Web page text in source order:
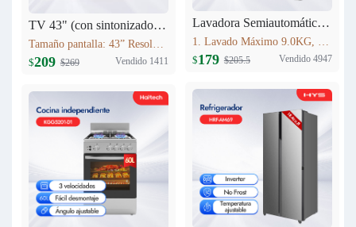
TV 43" (con sintonizador analógico) Haitech 43F5-B
$209 $269 Vendido 1411
Lavadora Semiautomática HYS 9KG XPB90-2066
$179 $205.5 Vendido 4947